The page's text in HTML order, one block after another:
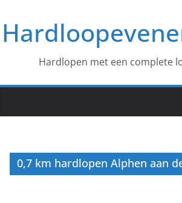
naar
de
Hardlopen met een complete
0,7 km hardlopen Alphen aan